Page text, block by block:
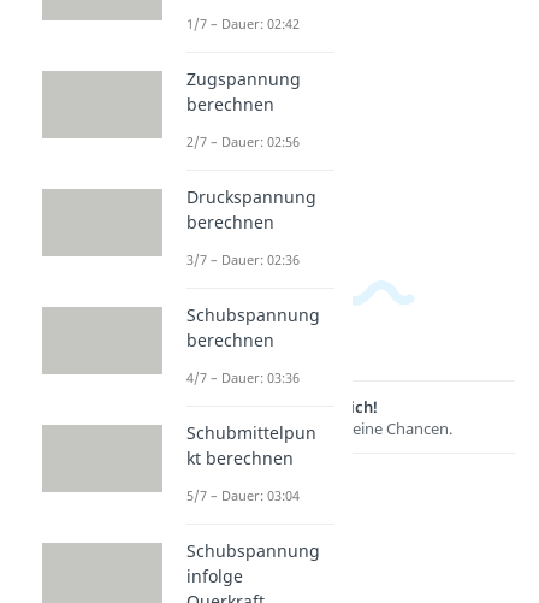
Lernen lohnt sich!
Entdecke hier deine Chancen.
1/7 – Dauer: 02:42
Zugspannung
berechnen
2/7 – Dauer: 02:56
Druckspannung
berechnen
3/7 – Dauer: 02:36
Schubspannung
berechnen
4/7 – Dauer: 03:36
Schubmittelpun
kt berechnen
5/7 – Dauer: 03:04
Schubspannung
infolge